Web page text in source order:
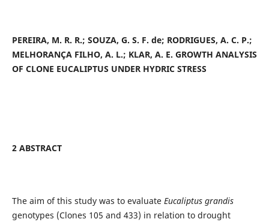
PEREIRA, M. R. R.; SOUZA, G. S. F. de; RODRIGUES, A. C. P.;
MELHORANÇA FILHO, A. L.; KLAR, A. E. GROWTH ANALYSIS
OF CLONE EUCALIPTUS UNDER HYDRIC STRESS
2 ABSTRACT
The aim of this study was to evaluate Eucaliptus grandis
genotypes (Clones 105 and 433) in relation to drought